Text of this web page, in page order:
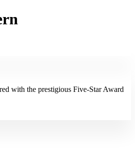
with the prestigious Five-Star Award